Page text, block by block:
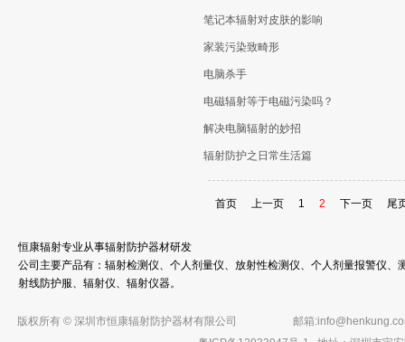
笔记本辐射对皮肤的影响
家装污染致畸形
电脑杀手
电磁辐射等于电磁污染吗？
解决电脑辐射的妙招
辐射防护之日常生活篇
首页 上一页 1 2 下一页 尾
恒康辐射专业从事辐射防护器材研发
公司主要产品有：辐射检测仪、个人剂量仪、放射性检测仪、个人剂量报警仪
射线防护服、辐射仪、辐射仪器。
版权所有 © 深圳市恒康辐射防护器材有限公司 邮箱: